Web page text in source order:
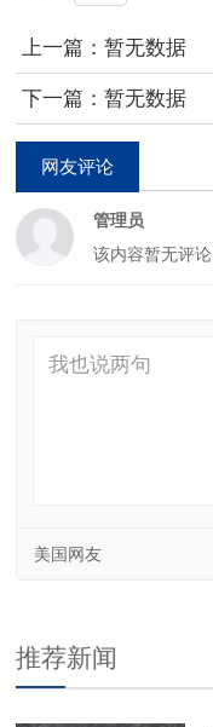
上一篇：暂无数据
下一篇：暂无数据
网友评论
管理员
该内容暂无评论
美国网友
推荐新闻